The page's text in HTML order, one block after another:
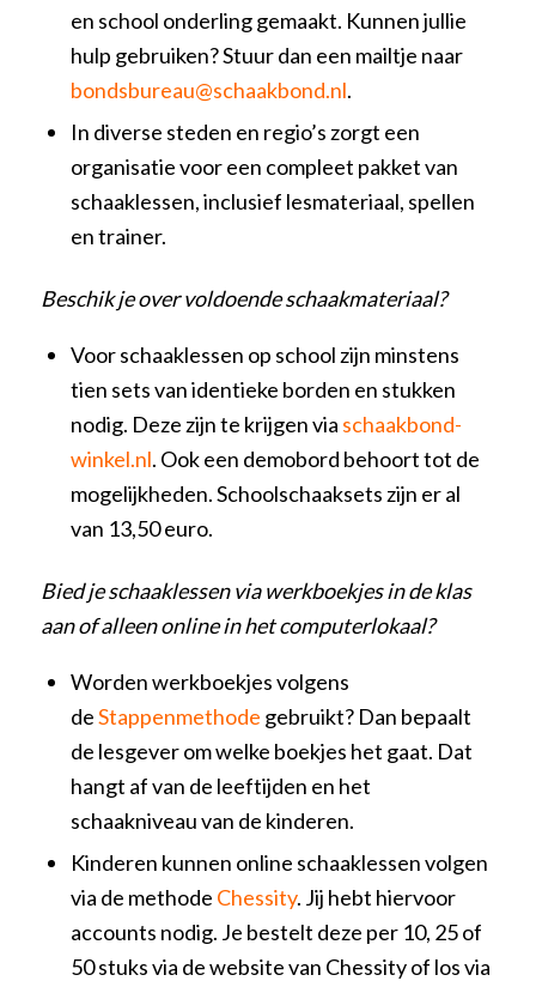
en school onderling gemaakt. Kunnen jullie
hulp gebruiken? Stuur dan een mailtje naar
bondsbureau@schaakbond.nl.
In diverse steden en regio’s zorgt een
organisatie voor een compleet pakket van
schaaklessen, inclusief lesmateriaal, spellen
en trainer.
Beschik je over voldoende schaakmateriaal?
Voor schaaklessen op school zijn minstens
tien sets van identieke borden en stukken
nodig. Deze zijn te krijgen via schaakbond-
winkel.nl. Ook een demobord behoort tot de
mogelijkheden. Schoolschaaksets zijn er al
van 13,50 euro.
Bied je schaaklessen via werkboekjes in de klas
aan of alleen online in het computerlokaal?
Worden werkboekjes volgens
deStappenmethode gebruikt? Dan bepaalt
de lesgever om welke boekjes het gaat. Dat
hangt af van de leeftijden en het
schaakniveau van de kinderen.
Kinderen kunnen online schaaklessen volgen
via de methode Chessity. Jij hebt hiervoor
accounts nodig. Je bestelt deze per 10, 25 of
50 stuks via de website van Chessity of los via